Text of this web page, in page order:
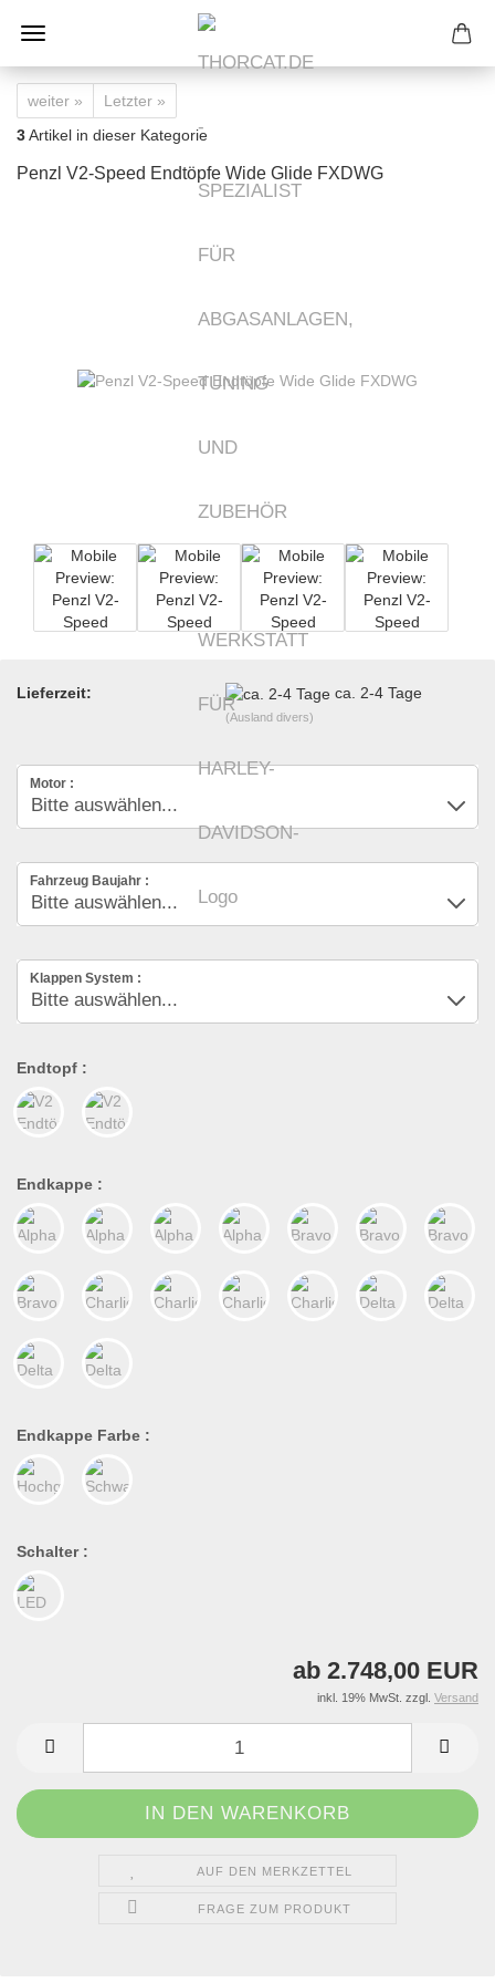
weiter »
Letzter »
3Artikel in dieser Kategorie
Penzl V2-Speed Endtöpfe Wide Glide FXDWG
Lieferzeit: ca. 2-4 Tage
(Ausland divers)
Motor :
Fahrzeug Baujahr :
Klappen System :
Endtopf :
Endkappe :
Endkappe Farbe :
Schalter :
ab 2.748,00 EUR
inkl. 19% MwSt. zzgl. Versand
AUF DEN MERKZETTEL
FRAGE ZUM PRODUKT